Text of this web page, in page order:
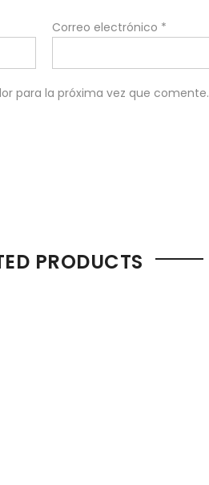
Correo electrónico *
para la próxima vez que comente.
PRODUCTS